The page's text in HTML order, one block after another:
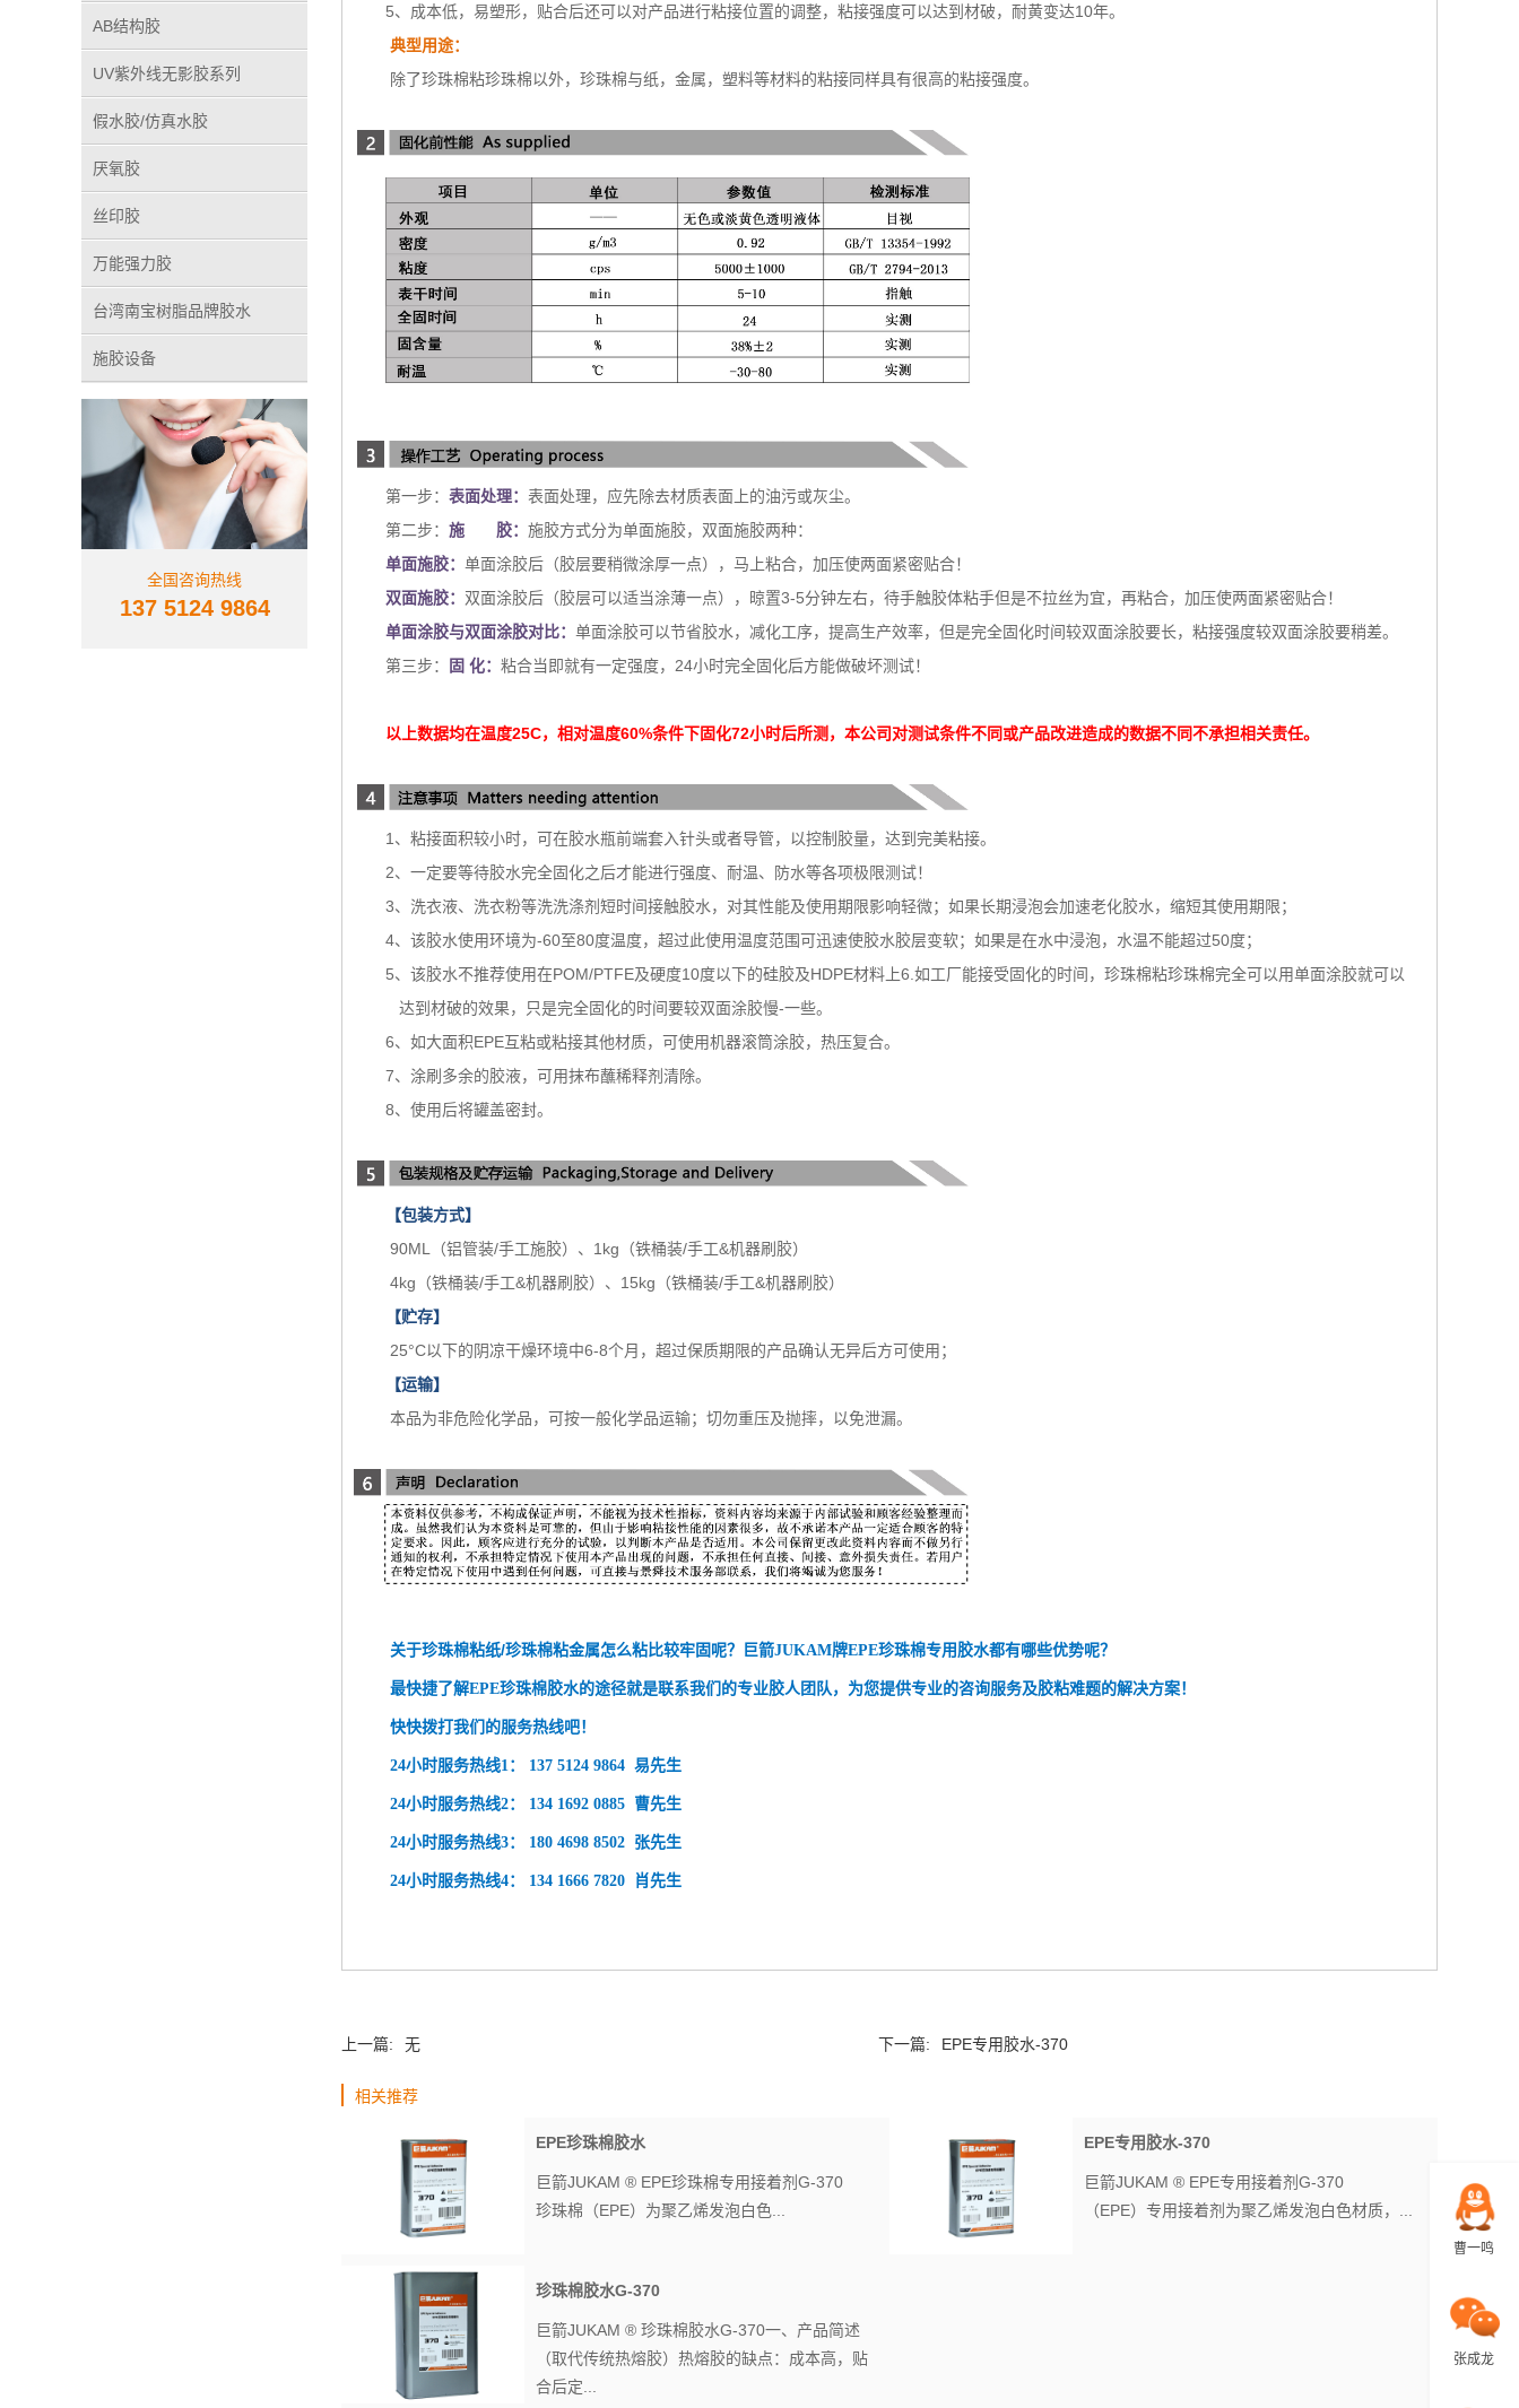
AB结构胶
UV紫外线无影胶系列
假水胶/仿真水胶
厌氧胶
丝印胶
万能强力胶
台湾南宝树脂品牌胶水
施胶设备
全国咨询热线
137 5124 9864
5、成本低，易塑形，贴合后还可以对产品进行粘接位置的调整，粘接强度可以达到材破，耐黄变达10年。
典型用途：
除了珍珠棉粘珍珠棉以外，珍珠棉与纸，金属，塑料等材料的粘接同样具有很高的粘接强度。
第一步： 表面处理： 表面处理，应先除去材质表面上的油污或灰尘。
第二步： 施 胶： 施胶方式分为单面施胶，双面施胶两种：
单面施胶： 单面涂胶后（胶层要稍微涂厚一点），马上粘合，加压使两面紧密贴合！
双面施胶： 双面涂胶后（胶层可以适当涂薄一点），晾置3-5分钟左右，待手触胶体粘手但是不拉丝为宜，再粘合，加压使两面紧密贴合！
单面涂胶与双面涂胶对比： 单面涂胶可以节省胶水，减化工序，提高生产效率，但是完全固化时间较双面涂胶要长，粘接强度较双面涂胶要稍差。
第三步：
固 化： 粘合当即就有一定强度，24小时完全固化后方能做破坏测试！
以上数据均在温度25C，相对温度60%条件下固化72小时后所测，本公司对测试条件不同或产品改进造成的数据不同不承担相关责任。
1、粘接面积较小时，可在胶水瓶前端套入针头或者导管，以控制胶量，达到完美粘接。
2、一定要等待胶水完全固化之后才能进行强度、耐温、防水等各项极限测试！
3、洗衣液、洗衣粉等洗洗涤剂短时间接触胶水，对其性能及使用期限影响轻微；如果长期浸泡会加速老化胶水，缩短其使用期限；
4、该胶水使用环境为-60至80度温度，超过此使用温度范围可迅速使胶水胶层变软；如果是在水中浸泡，水温不能超过50度；
5、该胶水不推荐使用在POM/PTFE及硬度10度以下的硅胶及HDPE材料上6.如工厂能接受固化的时间，珍珠棉粘珍珠棉完全可以用单面涂胶就可以
达到材破的效果，只是完全固化的时间要较双面涂胶慢-一些。
6、如大面积EPE互粘或粘接其他材质，可使用机器滚筒涂胶，热压复合。
7、涂刷多余的胶液，可用抹布蘸稀释剂清除。
8、使用后将罐盖密封。
【包装方式】
90ML（铝管装/手工施胶）、1kg（铁桶装/手工&机器刷胶）
4kg（铁桶装/手工&机器刷胶）、15kg（铁桶装/手工&机器刷胶）
【贮存】
25°C以下的阴凉干燥环境中6-8个月，超过保质期限的产品确认无异后方可使用；
【运输】
本品为非危险化学品，可按一般化学品运输；切勿重压及抛摔，以免泄漏。
关于珍珠棉粘纸/珍珠棉粘金属怎么粘比较牢固呢？巨箭JUKAM牌EPE珍珠棉专用胶水都有哪些优势呢？
最快捷了解EPE珍珠棉胶水的途径就是联系我们的专业胶人团队，为您提供专业的咨询服务及胶粘难题的解决方案！
快快拨打我们的服务热线吧！
24小时服务热线1： 137 5124 9864 易先生
24小时服务热线2： 134 1692 0885 曹先生
24小时服务热线3： 180 4698 8502 张先生
24小时服务热线4： 134 1666 7820 肖先生
上一篇: 无 下一篇: EPE专用胶水-370
相关推荐
EPE珍珠棉胶水
巨箭JUKAM ® EPE珍珠棉专用接着剂G-370
珍珠棉（EPE）为聚乙烯发泡白色...
EPE专用胶水-370
巨箭JUKAM ® EPE专用接着剂G-370
（EPE）专用接着剂为聚乙烯发泡白色材质，...
珍珠棉胶水G-370
巨箭JUKAM ® 珍珠棉胶水G-370一、产品简述
（取代传统热熔胶）热熔胶的缺点：成本高，贴
合后定...
曹一鸣
张成龙